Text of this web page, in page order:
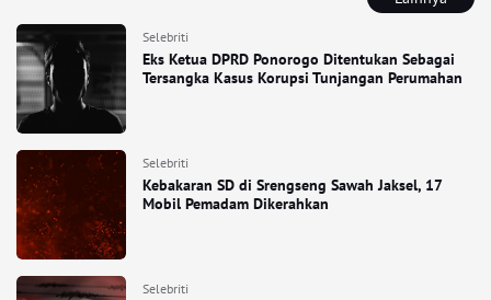
Selebriti
Eks Ketua DPRD Ponorogo Ditentukan Sebagai
Tersangka Kasus Korupsi Tunjangan Perumahan
Selebriti
Kebakaran SD di Srengseng Sawah Jaksel, 17
Mobil Pemadam Dikerahkan
Selebriti